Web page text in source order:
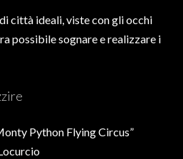
città ideali, viste con gli occhi
possibile sognare e realizzare i
Python Flying Circus”